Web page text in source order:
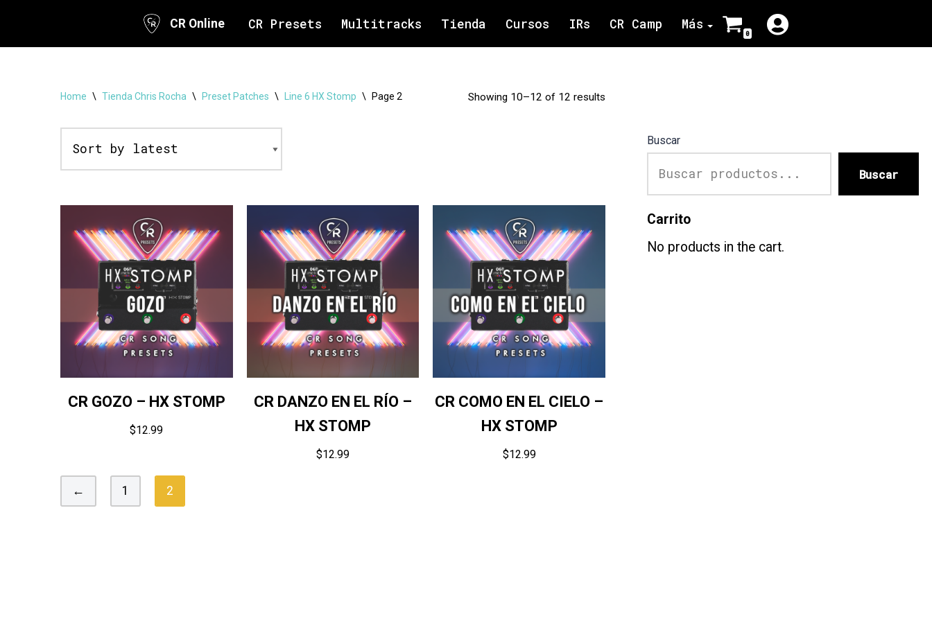
CR Online CR Presets Multitracks Tienda Cursos IRs CR Camp Más
0
Home \ Tienda Chris Rocha \ Preset Patches \ Line 6 HX Stomp \ Page 2 Showing 10–12 of 12 results
CR GOZO – HX STOMP
$12.99
CR DANZO EN EL RÍO –
HX STOMP
$12.99
CR COMO EN EL CIELO –
HX STOMP
$12.99
← 1 2
Buscar
Buscar
Carrito
No products in the cart.